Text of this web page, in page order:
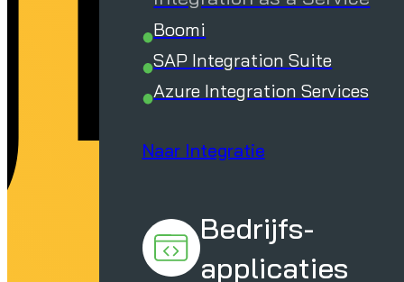
Boomi
SAP Integration Suite
Azure Integration Services
Naar Integratie
Bedrijfs-
applicaties